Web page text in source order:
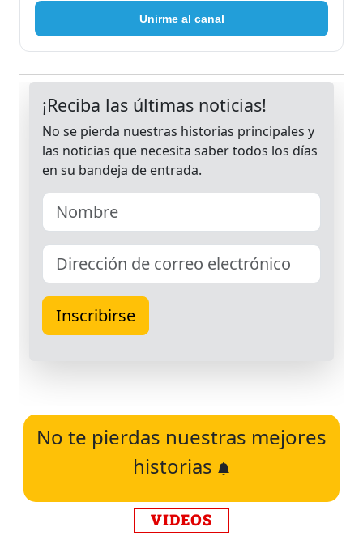
Unirme al canal
No te pierdas nuestras mejores
historias
VIDEOS